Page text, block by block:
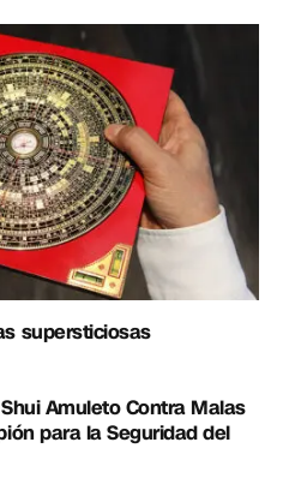
supersticiosas
Amuleto Contra Malas
para la Seguridad del